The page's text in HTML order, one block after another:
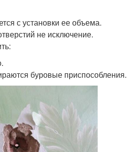
с установки ее объема.
не исключение.
буровые приспособления.